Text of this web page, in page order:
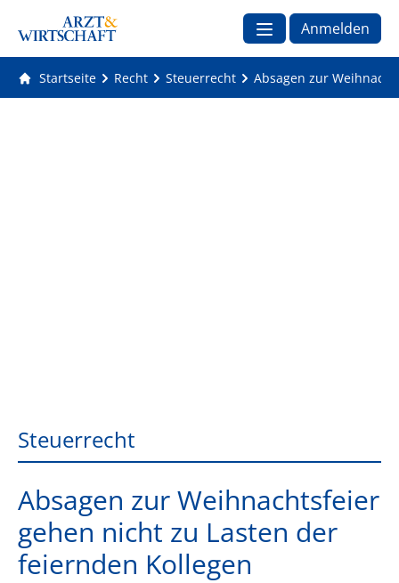
Anmelden
Startseite Recht Steuerrecht Absagen zur
Steuerrecht
Absagen zur Weihnachtsfeier
gehen nicht zu Lasten der
feiernden Kollegen